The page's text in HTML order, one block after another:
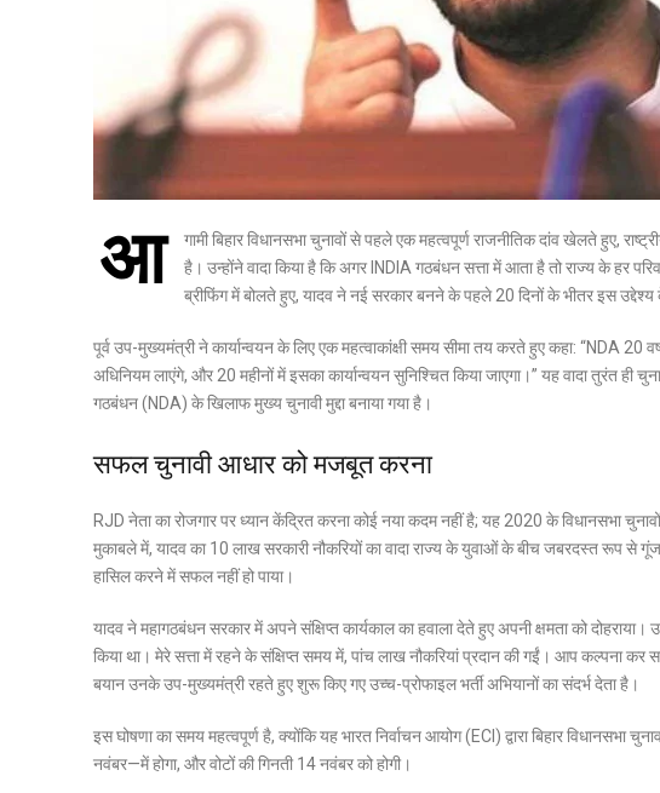
आ गामी बिहार विधानसभा चुनावों से पहले एक महत्वपूर्ण राजनीतिक दांव खेलते हुए,
है। उन्होंने वादा किया है कि अगर INDIA गठबंधन सत्ता में आता है तो राज्य के हर
ब्रीफिंग में बोलते हुए, यादव ने नई सरकार बनने के पहले 20 दिनों के भीतर इस उद्देश्य
पूर्व उप-मुख्यमंत्री ने कार्यान्वयन के लिए एक महत्वाकांक्षी समय सीमा तय करते हुए कहा: “NDA 20
अधिनियम लाएंगे, और 20 महीनों में इसका कार्यान्वयन सुनिश्चित किया जाएगा।” यह वादा तुरंत ही
गठबंधन (NDA) के खिलाफ मुख्य चुनावी मुद्दा बनाया गया है।
सफल चुनावी आधार को मजबूत करना
RJD नेता का रोजगार पर ध्यान केंद्रित करना कोई नया कदम नहीं है; यह 2020 के विधानसभा
मुकाबले में, यादव का 10 लाख सरकारी नौकरियोंका वादा राज्य के युवाओं के बीच जबरदस्त रूप से
हासिल करने में सफल नहीं हो पाया।
यादव ने महागठबंधन सरकार में अपने संक्षिप्त कार्यकाल का हवाला देते हुए अपनी क्षमता को दोहराया।
किया था। मेरे सत्ता में रहने के संक्षिप्त समय में, पांच लाख नौकरियां प्रदान की गईं। आप कल्पना कर
बयान उनके उप-मुख्यमंत्री रहते हुए शुरू किए गए उच्च-प्रोफाइल भर्ती अभियानों का संदर्भ देता है।
इस घोषणा का समय महत्वपूर्ण है, क्योंकि यह भारत निर्वाचन आयोग (ECI) द्वारा बिहार
नवंबर—में होगा, और वोटों की गिनती 14 नवंबर को होगी।